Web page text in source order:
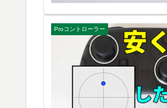
Proコントローラー